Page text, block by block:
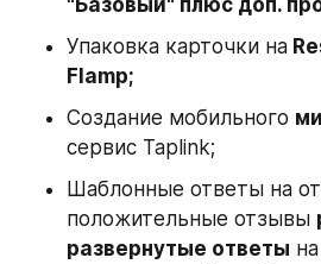
Упаковка карточки на
Flamp;
Создание мобильного
сервис Taplink;
Шаблонные ответы на
положительные отзывы
развернутые ответы